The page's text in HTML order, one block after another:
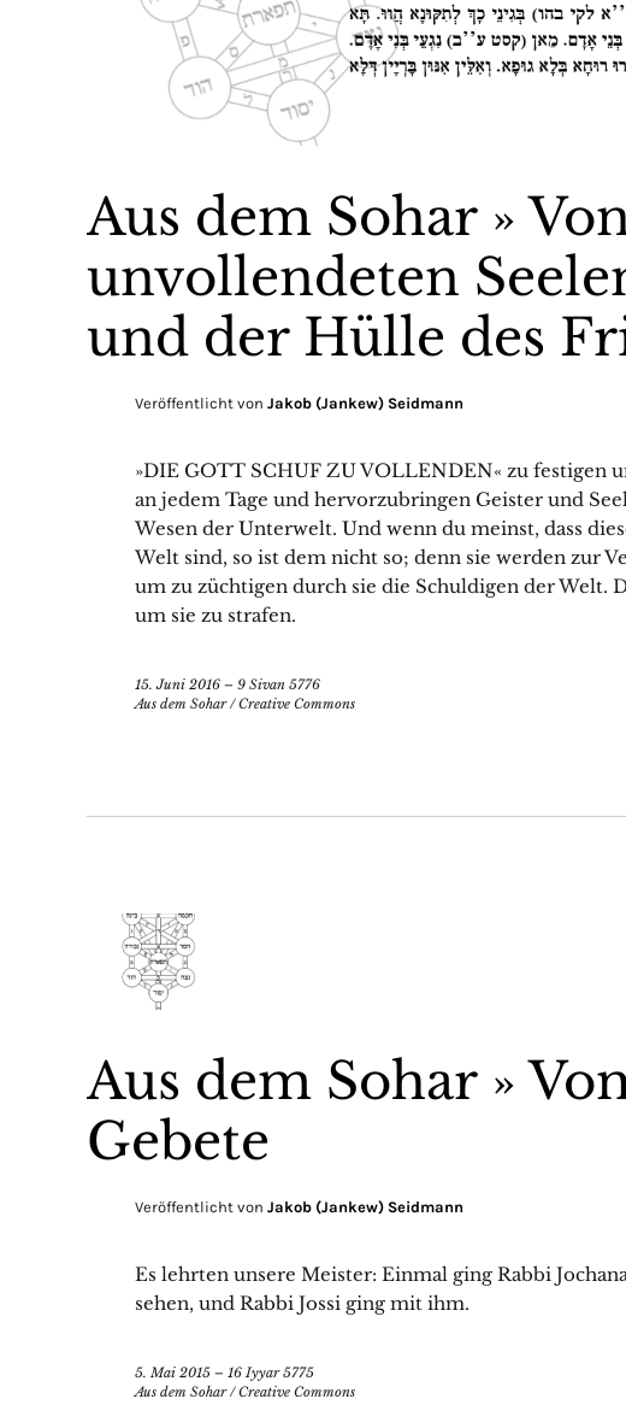
Aus dem Sohar »
unvollendeten
und der Hülle des
Veröffentlicht von Jakob (Jankew) Seidmann
»DIE GOTT SCHUF ZU VOLLENDEN« zu festigen
an jedem Tage und hervorzubringen Geister und
Wesen der Unterwelt. Und wenn du meinst, dass
Welt sind, so ist dem nicht so; denn sie werden zur
um zu züchtigen durch sie die Schuldigen der Welt.
um sie zu strafen.
15. Juni 2016 – 9 Sivan 5776
Aus dem Sohar/Creative Commons
Aus dem Sohar »
Gebete
Veröffentlicht von Jakob (Jankew) Seidmann
Es lehrten unsere Meister: Einmal ging Rabbi
sehen, und Rabbi Jossi ging mit ihm.
5. Mai 2015 – 16 Iyyar 5775
Aus dem Sohar/Creative Commons